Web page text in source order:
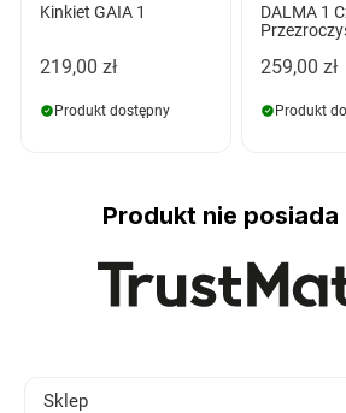
Kinkiet GAIA 1
219,00 zł
Produkt dostępny
DALMA 1
259,00 zł
Produkt
Produkt nie posiada
Sklep